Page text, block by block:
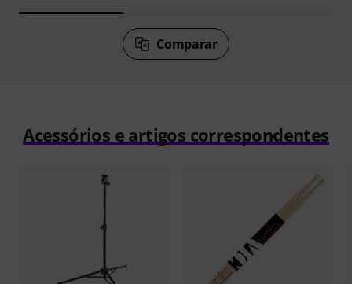
Comparar
Acessórios e artigos correspondentes